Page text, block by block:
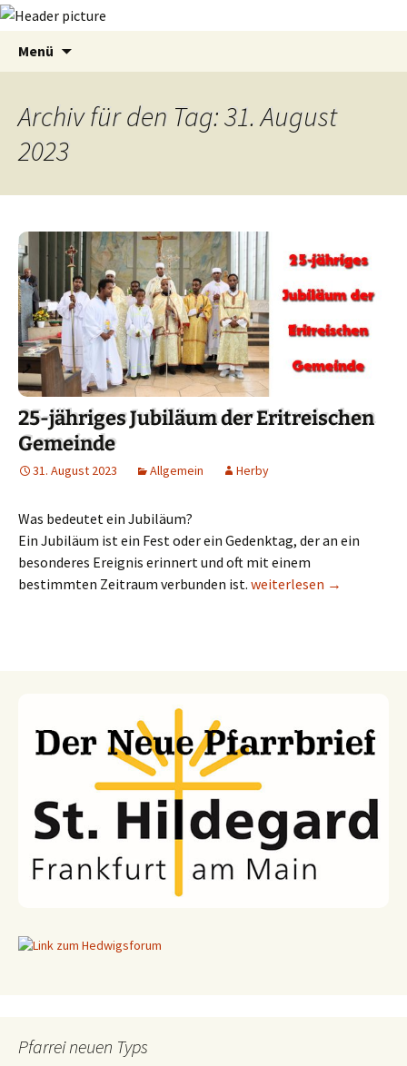
Menü
Archiv für den Tag: 31. August
2023
25-jähriges Jubiläum der Eritreischen
Gemeinde
31. August 2023 Allgemein Herby
Was bedeutet ein Jubiläum?
Ein Jubiläum ist ein Fest oder ein Gedenktag, der an ein
besonderes Ereignis erinnert und oft mit einem
bestimmten Zeitraum verbunden ist. 25-jähriges Jubiläum
weiterlesen →
Pfarrei neuen Typs